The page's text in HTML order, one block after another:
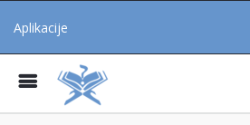
Aplikacije